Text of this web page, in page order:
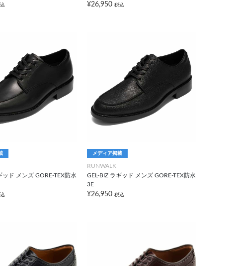
¥26,950 税込
ッド メンズ GORE-TEX防水
メディア掲載
RUNWALK
GEL-BIZ ラギッド メンズ GORE-TEX防水
3E
¥26,950 税込